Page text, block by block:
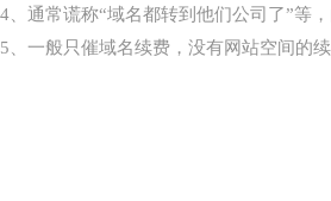
4、通常谎称“域名都转到他们公司了”等
5、一般只催域名续费，没有网站空间的